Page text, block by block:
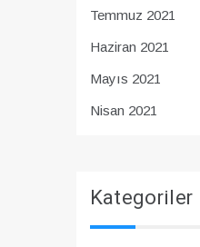
Temmuz 2021
Haziran 2021
Mayıs 2021
Nisan 2021
Kategoriler